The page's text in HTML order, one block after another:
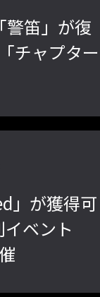
警笛」が復
チャプター
」が獲得可
ベント